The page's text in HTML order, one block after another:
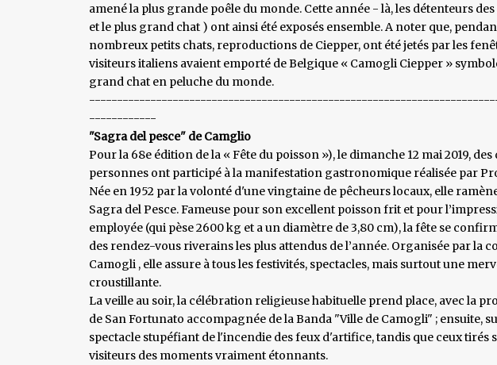
amené la plus grande poêle du monde. Cette année - là, les détenteurs
et le plus grand chat ) ont ainsi été exposés ensemble. A noter que,
nombreux petits chats, reproductions de Ciepper, ont été jetés par les
visiteurs italiens avaient emporté de Belgique « Camogli Ciepper »
grand chat en peluche du monde.
------------
"Sagra del pesce" de Camglio
Pour la 68e édition de la « Fête du poisson »), le dimanche 12 mai 2019,
personnes ont participé à la manifestation gastronomique réalisée par
Née en 1952 par la volonté d'une vingtaine de pêcheurs locaux, elle
Sagra del Pesce. Fameuse pour son excellent poisson frit et pour
employée (qui pèse 2600 kg et a un diamètre de 3,80 cm), la fête se
des rendez-vous riverains les plus attendus de l’année. Organisée par la
Camogli , elle assure à tous les festivités, spectacles, mais surtout une
croustillante.
La veille au soir, la célébration religieuse habituelle prend place, avec la
de San Fortunato accompagnée de la Banda "Ville de Camogli" ; ensuite,
spectacle stupéfiant de l'incendie des feux d'artifice, tandis que ceux tirés
visiteurs des moments vraiment étonnants.